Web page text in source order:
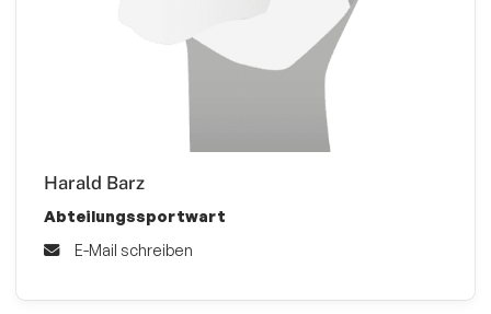
Harald Barz
Abteilungssportwart
E-Mail schreiben